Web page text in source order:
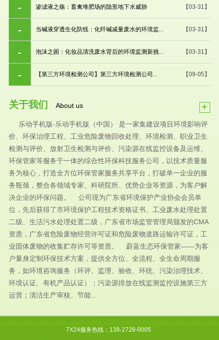
【03-31】
渗滤液之殇：畜禽堆肥场的隐形地下水威胁
【03-31】
当碱液穿透生化防线：化纤碱减量废水的环境监...
【03-31】
泡沫之困：化妆品清洗废水背后的环境监测新挑...
【09-05】
【第三方环境检测公司】第三方环境检测公司...
关于我们 About us +
乐动手机版-乐动手机版（中国） 是一家集建设项目环境影响评
价、环保治理工程、工业危险废物回收处理、环境检测、职业卫生
检测与评价、放射卫生检测与评价、污染源在线监控设备及运维、
环保管家等服务于一体的综合性环保科技服务公司，以技术质量服
务为核心，打造全方位环保管家服务共享平台，打破单一企业的服
务瓶颈，整合各领域专家、科研院所、优势企业等资源，为客户解
决企业的环保问题。 公司现为广东省环境保护产业协会会员单
位，先后获得了市环境保护工程技术资格证书、工业废水处理处置
二级、生活污水处理处置二级，广东省市场监管管理局颁发的CMA
资质，广东省危险废物经营许可证和危险废物道路运输许可证，工
业固体废物的收集贮存许可等资质。 蔚蓝生态环保管家——为客
户量身定制环保技术方案，提供全方位、全流程、全生命周期服
务，如环境咨询服务（环评、监理、验收、环统、污染治理技术、
环境认证、有机产品认证）；污染源排放在线监测监控设施第三方
运营；清洁生产审核、节能...
7X24服务热线：138-2728-0005